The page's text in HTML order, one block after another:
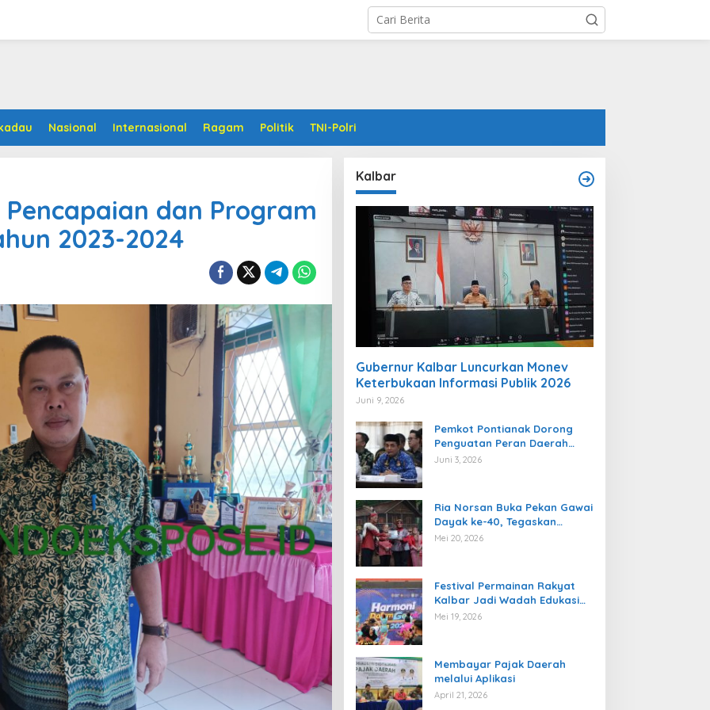
Nasional Internasional Ragam Politik TNI-Polri
Pencapaian dan Program
2023-2024
Kalbar
Gubernur Kalbar Luncurkan Monev
Keterbukaan Informasi Publik 2026
Juni 9, 2026
Pemkot Pontianak Dorong
Penguatan Peran Daerah
dalam Pengawasan
Juni 3, 2026
Ria Norsan Buka Pekan Gawai
Dayak ke-40, Tegaskan
Semangat Persatuan dan
Mei 20, 2026
Festival Permainan Rakyat
Kalbar Jadi Wadah Edukasi
Multikultural dan Gaya Hidup
Mei 19, 2026
Membayar Pajak Daerah
melalui Aplikasi
April 21, 2026